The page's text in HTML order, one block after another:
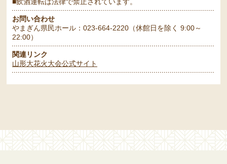
お問い合わせ
やまぎん県民ホール：023-664-2220（休館日を除く 9:00～
22:00）
関連リンク
山形大花火大会公式サイト